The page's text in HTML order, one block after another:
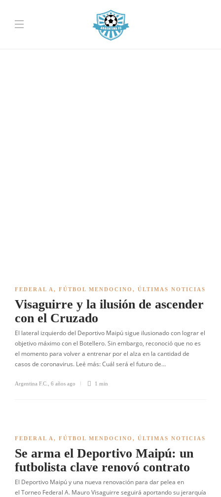
FEDERAL A , FÚTBOL MENDOCINO , ÚLTIMAS NOTICIAS
Visaguirre y la ilusión de ascender
con el Cruzado
El lateral izquierdo del Deportivo Maipú sigue ilusionado con lograr el
objetivo máximo con el Botellero. Sin embargo, reconoció que no es
el momento para volver a entrenar por el alza en la cantidad de
casos de coronavirus. Leé más: Cuál será el futuro de…
Argentina F.C. 6 años ago 1 min
FEDERAL A , FÚTBOL MENDOCINO , ÚLTIMAS NOTICIAS
Se arma el Deportivo Maipú: un
futbolista clave renovó contrato
El Deportivo Maipú y una nueva renovación para dar pelea en
el Torneo Federal A. Mauro Visaguirre seguirá aportando su jerarquía